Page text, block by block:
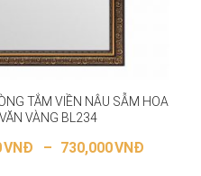
TẮM VIỀN NÂU SẪM HOA
VĂN VÀNG BL234
VNĐ – 730,000VNĐ